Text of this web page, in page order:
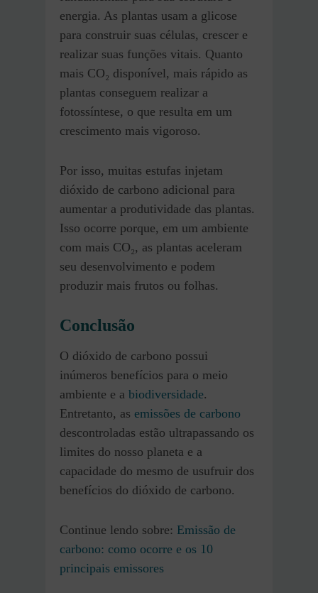
energia. As plantas usam a glicose
para construir suas células, crescer e
realizar suas funções vitais. Quanto
mais CO₂ disponível, mais rápido as
plantas conseguem realizar a
fotossíntese, o que resulta em um
crescimento mais vigoroso.
Por isso, muitas estufas injetam
dióxido de carbono adicional para
aumentar a produtividade das plantas.
Isso ocorre porque, em um ambiente
com mais CO₂, as plantas aceleram
seu desenvolvimento e podem
produzir mais frutos ou folhas.
Conclusão
O dióxido de carbono possui
inúmeros benefícios para o meio
ambiente e a biodiversidade.
Entretanto, as emissões de carbono
descontroladas estão ultrapassando os
limites do nosso planeta e a
capacidade do mesmo de usufruir dos
benefícios do dióxido de carbono.
Continue lendo sobre: Emissão de
carbono: como ocorre e os 10
principais emissores